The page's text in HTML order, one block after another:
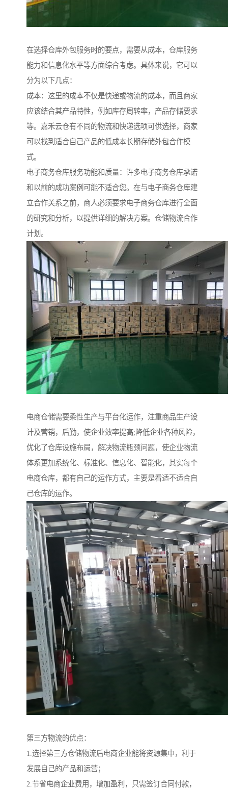
在选择仓库外包服务时的要点，需要从成本，仓库服务
能力和信息化水平等方面综合考虑。具体来说，它可以
分为以下几点：
成本：这里的成本不仅是快递或物流的成本，而且商家
应该结合其产品特性，例如库存周转率，产品存储要求
等。嘉禾云仓有不同的物流和快递选项可供选择，商家
可以找到适合自己产品的低成本长期存储外包合作模
式。
电子商务仓库服务功能和质量：许多电子商务仓库承诺
和以前的成功案例可能不适合您。在与电子商务仓库建
立合作关系之前，商人必须要求电子商务仓库进行全面
的研究和分析，以提供详细的解决方案。仓储物流合作
计划。
电商仓储需要柔性生产与平台化运作，注重商品生产设
计及营销，后勤，使企业效率提高;降低企业各种风险，
优化了仓库设施布局，解决物流瓶颈问题，使企业物流
体系更加系统化、标准化、信息化、智能化，其实每个
电商仓库，都有自己的运作方式，主要是看适不适合自
己仓库的运作。
第三方物流的优点：
1.选择第三方仓储物流后电商企业能将资源集中，利于
发展自己的产品和运营；
2.节省电商企业费用，增加盈利，只需签订合同付款，